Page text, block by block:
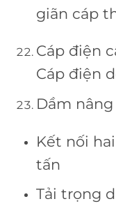
giãn cáp
Cáp
Cáp điện
Dầm nâng
Kết nối
tấn
Tải trọng